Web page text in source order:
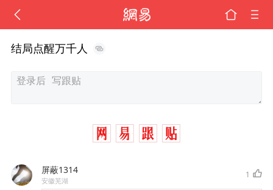
结局点醒万千人
屏蔽1314
安徽芜湖
1